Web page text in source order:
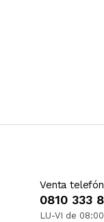
Venta
0810 333
LU-VI de